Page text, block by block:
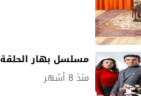
مسلسل بهار الحلقة 61
منذ 8 أشهر